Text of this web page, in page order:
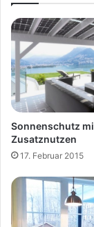
Sonnenschutz
Zusatznutzen
17. Februar 2015